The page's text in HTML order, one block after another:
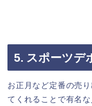
5. スポーツデ
お正月など定番の売
てくれることで有名